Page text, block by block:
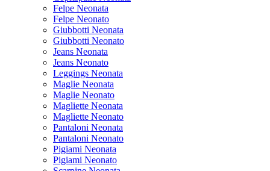
Felpe Neonata
Felpe Neonato
Giubbotti Neonata
Giubbotti Neonato
Jeans Neonata
Jeans Neonato
Leggings Neonata
Maglie Neonata
Maglie Neonato
Magliette Neonata
Magliette Neonato
Pantaloni Neonata
Pantaloni Neonato
Pigiami Neonata
Pigiami Neonato